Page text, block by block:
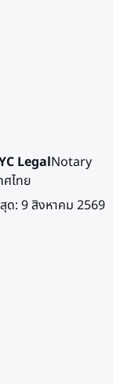
LegalNotary
ไทย
ด: 9 สิงหาคม 2569